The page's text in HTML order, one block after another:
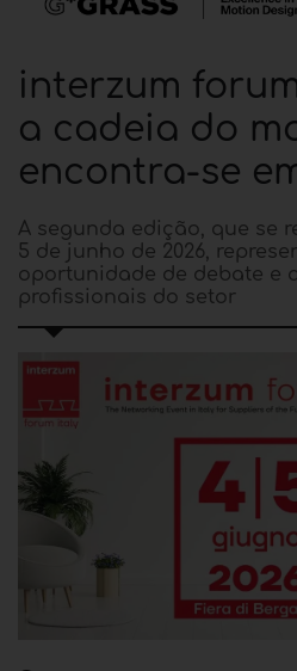
interzum
a cadeia do
encontra-se
A segunda edição, que se
5 de junho de 2026,
oportunidade de debate e
profissionais do setor